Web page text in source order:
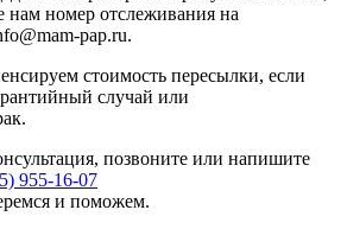
нам номер отслеживания на
pap.ru.
стоимость пересылки, если
случай или
позвоните или напишите
955-16-07
и поможем.